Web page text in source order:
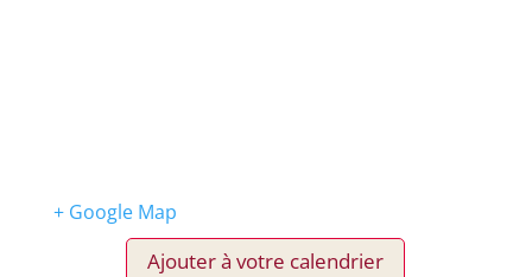
+ Google Map
Ajouter à votre calendrier